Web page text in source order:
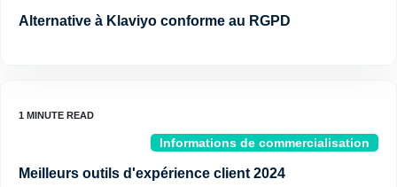
Alternative à Klaviyo conforme au RGPD
Informations de commercialisation
Meilleurs outils d'expérience client 2024